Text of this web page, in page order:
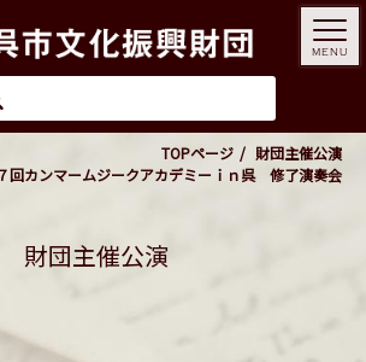
TOPページ
財団主催公演
回カンマームジークアカデミーｉｎ呉 修了演奏会
財団主催公演
MENU